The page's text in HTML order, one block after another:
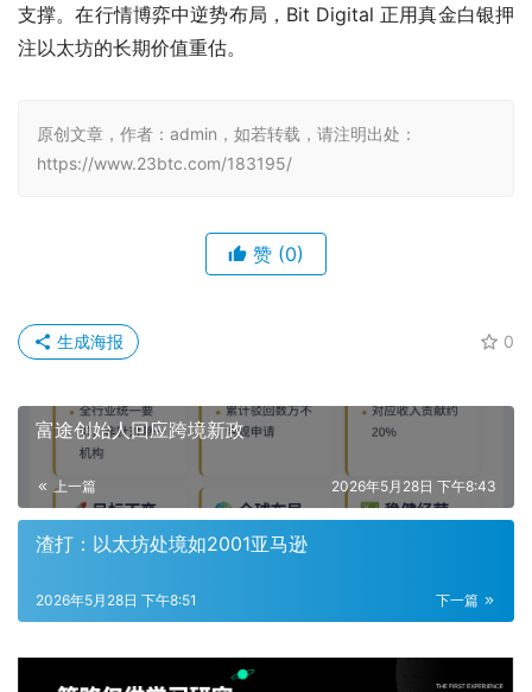
支撑。在行情博弈中逆势布局，Bit Digital 正用真金白银押
注以太坊的长期价值重估。
原创文章，作者：admin，如若转载，请注明出处：
https://www.23btc.com/183195/
赞 (0)
0
生成海报
富途创始人回应跨境新政
上一篇 2026年5月28日 下午8:43
渣打：以太坊处境如2001亚马逊
下一篇
2026年5月28日 下午8:51